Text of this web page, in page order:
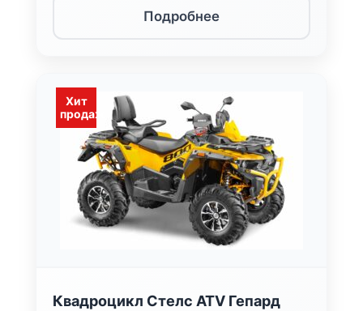
Подробнее
Хит
продаж
Квадроцикл Стелс ATV Гепард